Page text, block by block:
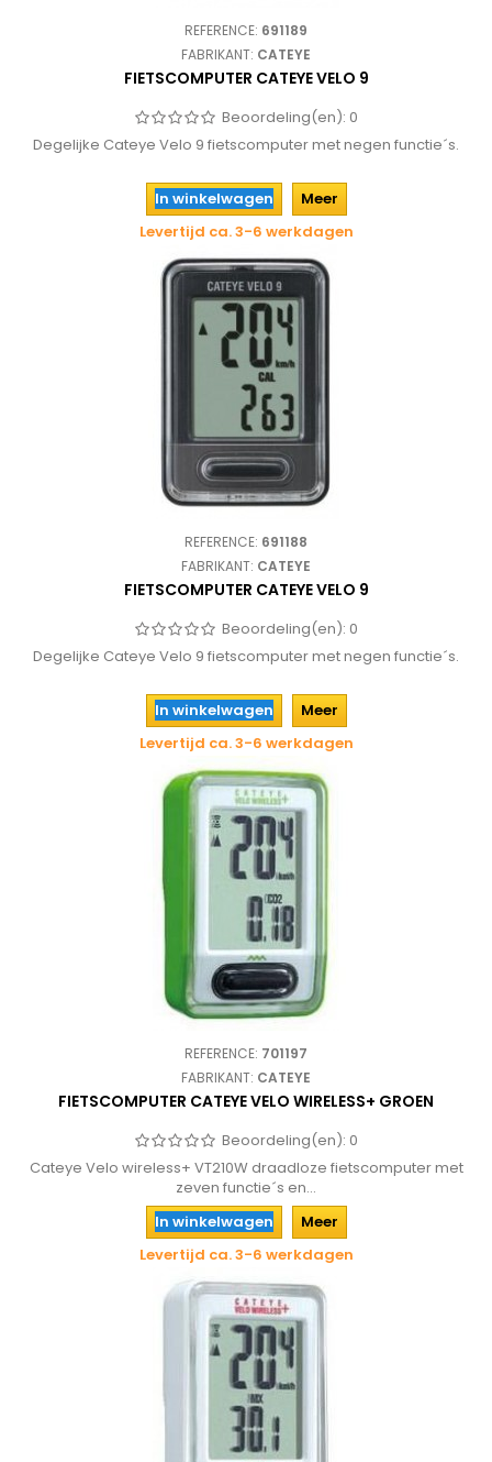
REFERENCE: 691189
FABRIKANT: CATEYE
FIETSCOMPUTER CATEYE VELO 9
Beoordeling(en): 0
Degelijke Cateye Velo 9 fietscomputer met negen functie´s.
In winkelwagen
Meer
Levertijd ca. 3-6 werkdagen
REFERENCE: 691188
FABRIKANT: CATEYE
FIETSCOMPUTER CATEYE VELO 9
Beoordeling(en): 0
Degelijke Cateye Velo 9 fietscomputer met negen functie´s.
In winkelwagen
Meer
Levertijd ca. 3-6 werkdagen
REFERENCE: 701197
FABRIKANT: CATEYE
FIETSCOMPUTER CATEYE VELO WIRELESS+ GROEN
Beoordeling(en): 0
Cateye Velo wireless+ VT210W draadloze fietscomputer met
zeven functie´s en...
In winkelwagen
Meer
Levertijd ca. 3-6 werkdagen